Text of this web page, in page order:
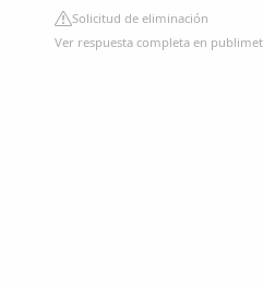
Solicitud de eliminación
Ver respuesta completa en